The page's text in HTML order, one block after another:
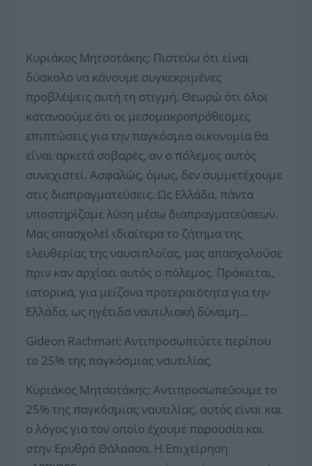
Κυριάκος Μητσοτάκης: Πιστεύω ότι είναι
δύσκολο να κάνουμε συγκεκριμένες
προβλέψεις αυτή τη στιγμή. Θεωρώ ότι όλοι
κατανοούμε ότι οι μεσομακροπρόθεσμες
επιπτώσεις για την παγκόσμια οικονομία θα
είναι αρκετά σοβαρές, αν ο πόλεμος αυτός
συνεχιστεί. Ασφαλώς, όμως, δεν συμμετέχουμε
στις διαπραγματεύσεις. Ως Ελλάδα, πάντα
υποστηρίζαμε λύση μέσω διαπραγματεύσεων.
Μας απασχολεί ιδιαίτερα το ζήτημα της
ελευθερίας της ναυσιπλοΐας, μας απασχολούσε
πριν καν αρχίσει αυτός ο πόλεμος. Πρόκειται,
ιστορικά, για μείζονα προτεραιότητα για την
Ελλάδα, ως ηγέτιδα ναυτιλιακή δύναμη…
Gideon Rachman: Αντιπροσωπεύετε περίπου
το 25% της παγκόσμιας ναυτιλίας.
Κυριάκος Μητσοτάκης: Αντιπροσωπεύουμε το
25% της παγκόσμιας ναυτιλίας, αυτός είναι και
ο λόγος για τον οποίο έχουμε παρουσία και
στην Ερυθρά Θάλασσα. Η Επιχείρηση